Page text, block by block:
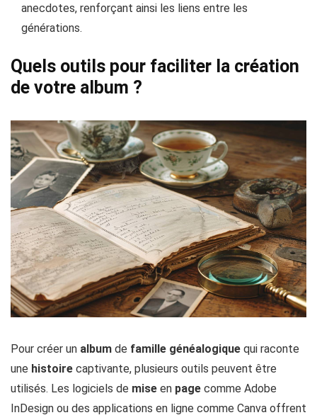
anecdotes, renforçant ainsi les liens entre les
générations.
Quels outils pour faciliter la création
de votre album ?
Pour créer un album de famille généalogique qui raconte
une histoire captivante, plusieurs outils peuvent être
utilisés. Les logiciels de mise en page comme Adobe
InDesign ou des applications en ligne comme Canva offrent